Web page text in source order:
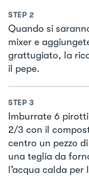
STEP 2
Quando si
mixer e
grattugiato, la
il pepe.
STEP 3
Imburrate 6
2/3 con il
centro un pezzo
una teglia da
l’acqua calda